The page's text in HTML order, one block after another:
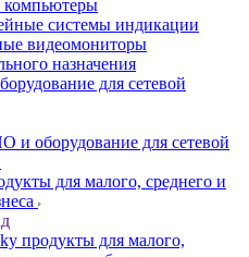
системы индикации
видеомониторы
назначения
для сетевой
и оборудование для сетевой
для малого, среднего и
продукты для малого,